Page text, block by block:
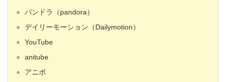
パンドラ（pandora）
デイリーモーション（Dailymotion）
YouTube
anitube
アニポ